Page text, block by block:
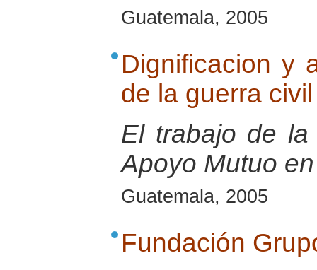
Guatemala, 2005
Dignificacion y
de la guerra
El trabajo de
Apoyo Mutuo
Guatemala, 2005
Fundación